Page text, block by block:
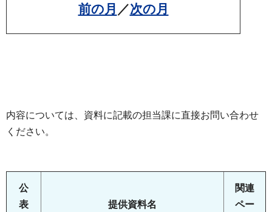
前の月 ／次の月
内容については、資料に記載の担当課に直接お問い合わせ
ください。
公
表
提供資料名
関連
ペー